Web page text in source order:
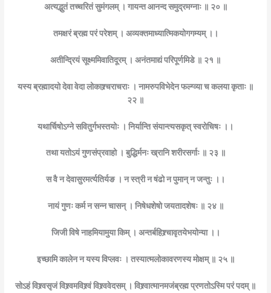
अत्यद्भुतं तच्चरितं सुमंगलम् । गायन्त आनन्द समुद्रमग्नाः ॥ २० ॥
तमक्षरं ब्रह्म परं परेशम् । अव्यक्तमाध्यात्मिकयोगगम्यम् ।।
अतीन्द्रियं सूक्ष्ममिवातिदूरम् । अनंतमाद्यं परिपूर्णमिडे ॥ २१ ॥
यस्य ब्रह्मादयो देवा वेदा लोकाश्र्चराचराः । नामरुपविभेदेन फल्ग्व्या च कलया कृताः ॥
२२ ॥
यथार्चिषोऽग्ने सवितुर्गभस्तयोः । निर्यान्ति संयान्त्यसकृत् स्वरोचिषः ।।
तथा यतोऽयं गुणसंप्रवाहो । बुद्धिर्मनः ख्रानि शरीरसर्गाः ॥ २३ ॥
स वै न देवासुरमर्त्यतिर्यङ । न स्त्री न षंढो न पुमान् न जन्तुः ।।
नायं गुणः कर्म न सन्न चासन् । निषेधशेषो जयतादशेषः ॥ २४ ॥
जिजी विषे नाहमियामुया किम् । अन्तर्बहिश्र्चावृतयेभयोन्या ।।
इच्छामि कालेन न यस्य विप्लवः । तस्यात्मलोकावरणस्य मोक्षम् ॥ २५ ॥
सोऽहं विश्र्वसृजं विश्र्वमविश्र्वं विश्र्ववेदसम् । विश्र्वात्मानमजंब्रह्म प्रणतोऽस्मि परं पदम् ॥